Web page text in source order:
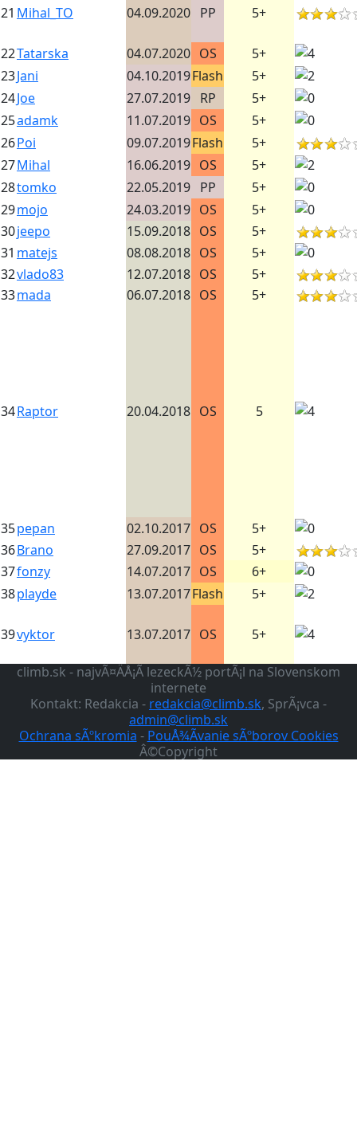
21 Mihal_TO 04.09.2020 PP 5+
22Tatarska 04.07.2020 OS
5+
23Jani 04.10.2019Flash
5+
24Joe 27.07.2019 RP
5+
25adamk 11.07.2019 OS
5+
26Poi 09.07.2019Flash
5+
27Mihal 16.06.2019 OS
5+
28tomko 22.05.2019 PP
5+
29mojo 24.03.2019 OS
5+
30jeepo 15.09.2018 OS
5+
31 matejs 08.08.2018 OS
5+
32vlado83 12.07.2018 OS
5+
33mada 06.07.2018 OS 5+
34Raptor 20.04.2018 OS 5
35pepan 02.10.2017 OS
5+
36Brano 27.09.2017 OS
5+
37fonzy 14.07.2017 OS
6+
38playde 13.07.2017Flash 5+
39vyktor 13.07.2017 OS 5+
climb.sk - najvÃ¤ÄÅ¡Ã­ lezeckÃ½ portÃ¡l na Slovenskom
internete
Kontakt: Redakcia - redakcia@climb.sk, SprÃ¡vca -
admin@climb.sk
Ochrana sÃºkromia - PouÅ¾Ã­vanie sÃºborov Cookies
Â©Copyright